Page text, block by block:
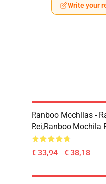
Write your
Ranboo Mochilas -
Rei,Ranboo Mochila
€ 33,94 - € 38,18